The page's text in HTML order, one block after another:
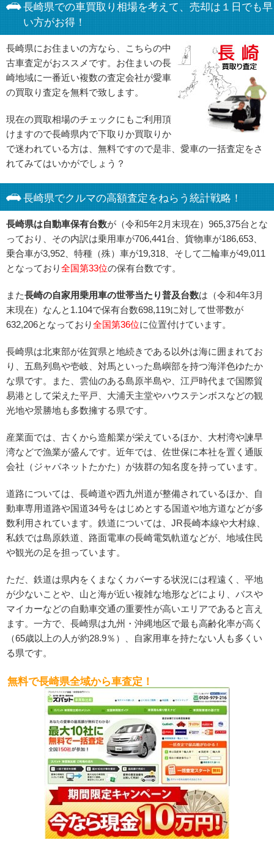
長崎県での車買取り相場を考えて、売却は１日でも早
い方がお得！
長崎県にお住まいの方なら、こちらの中
古車査定がおススメです。お住まいの長
崎地域に一番近い複数の査定会社が愛車
の買取り査定を無料で致します。
現在の買取相場のチェックにもご利用頂
けますので長崎県内で下取りか買取りか
で迷われている方は、無料ですので是非、愛車の一括査定をさ
れてみてはいかがでしょう？
長崎県でクルマの高額査定をねらう統計戦略！
長崎県は自動車保有台数が（令和5年2月末現在）965,375台とな
っており、その内訳は乗用車が706,441台、貨物車が186,653、
乗合車が3,952、特種（殊）車が19,318、そして二輪車が49,011
となっており全国第33位の保有台数です。
また長崎の自家用乗用車の世帯当たり普及台数は（令和4年3月
末現在）なんと1.104で保有台数698,119に対して世帯数が
632,206となっており全国第36位に位置付けています。
長崎県は北東部が佐賀県と地続きである以外は海に囲まれてお
り、五島列島や壱岐、対馬といった島嶼部を持つ海洋色ゆたか
な県です。また、雲仙のある島原半島や、江戸時代まで国際貿
易港として栄えた平戸、大浦天主堂やハウステンボスなどの観
光地や景勝地も多数擁する県です。
産業面では、古くから造船業が栄えているほか、大村湾や諫早
湾などで漁業が盛んです。近年では、佐世保に本社を置く通販
会社（ジャパネットたかた）が抜群の知名度を持っています。
道路については、長崎道や西九州道が整備されているほか、自
動車専用道路や国道34号をはじめとする国道や地方道などが多
数利用されています。鉄道については、JR長崎本線や大村線、
私鉄では島原鉄道、路面電車の長崎電気軌道などが、地域住民
や観光の足を担っています。
ただ、鉄道は県内をくまなくカバーする状況には程遠く、平地
が少ないことや、山と海が近い複雑な地形などにより、バスや
マイカーなどの自動車交通の重要性が高いエリアであると言え
ます。一方で、長崎県は九州・沖縄地区で最も高齢化率が高く
（65歳以上の人が約28.9％）、自家用車を持たない人も多くい
る県です。
無料で長崎県全域から車査定！